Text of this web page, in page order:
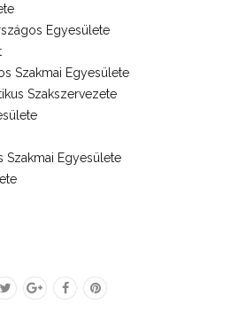
Egyesülete
Szakmai Egyesülete
Szakszervezete
Szakmai Egyesülete